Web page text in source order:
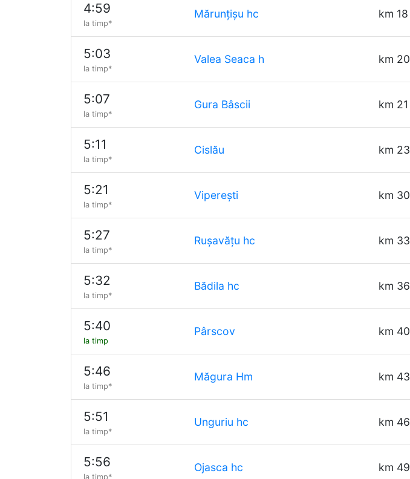
4:59
la timp*
Mărunțișu hc km 18
5:03
la timp*
Valea Seaca h km 20
5:07
la timp*
Gura Bâscii km 21
5:11
la timp*
Cislău km 23
5:21
la timp*
Viperești km 30
5:27
la timp*
Rușavățu hc km 33
5:32
la timp*
Bădila hc km 36
5:40
la timp
Pârscov km 40
5:46
la timp*
Măgura Hm km 43
5:51
la timp*
Unguriu hc km 46
5:56
la timp*
Ojasca hc km 49